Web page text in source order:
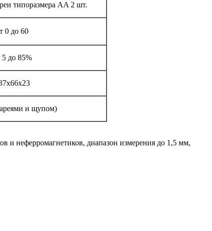
типоразмера AA 2 шт.
0 до 60
5 до 85%
и щупом)
неферромагнетиков, диапазон измерения до 1,5 мм,